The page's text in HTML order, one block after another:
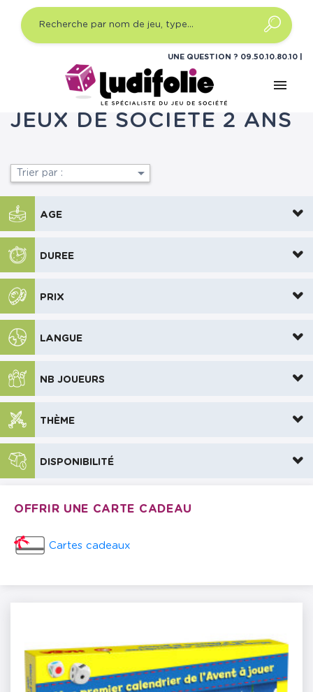
UNE QUESTION ? 09.50.10.80.10
menu
Jeux enfants Jeux de société 2 ans
JEUX DE SOCIÉTÉ 2 ANS
Trier par : 
AGE
DUREE
PRIX
LANGUE
NB JOUEURS
THÈME
DISPONIBILITÉ
OFFRIR UNE CARTE CADEAU
Cartes cadeaux